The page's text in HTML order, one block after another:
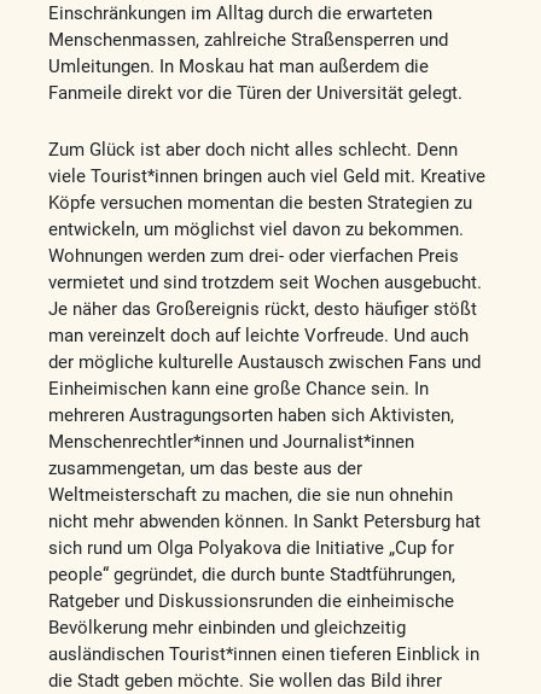
Einschränkungen im Alltag durch die erwarteten
Menschenmassen, zahlreiche Straßensperren und
Umleitungen. In Moskau hat man außerdem die
Fanmeile direkt vor die Türen der Universität gelegt.
Zum Glück ist aber doch nicht alles schlecht. Denn
viele Tourist*innen bringen auch viel Geld mit. Kreative
Köpfe versuchen momentan die besten Strategien zu
entwickeln, um möglichst viel davon zu bekommen.
Wohnungen werden zum drei- oder vierfachen Preis
vermietet und sind trotzdem seit Wochen ausgebucht.
Je näher das Großereignis rückt, desto häufiger stößt
man vereinzelt doch auf leichte Vorfreude. Und auch
der mögliche kulturelle Austausch zwischen Fans und
Einheimischen kann eine große Chance sein. In
mehreren Austragungsorten haben sich Aktivisten,
Menschenrechtler*innen und Journalist*innen
zusammengetan, um das beste aus der
Weltmeisterschaft zu machen, die sie nun ohnehin
nicht mehr abwenden können. In Sankt Petersburg hat
sich rund um Olga Polyakova die Initiative „Cup for
people“ gegründet, die durch bunte Stadtführungen,
Ratgeber und Diskussionsrunden die einheimische
Bevölkerung mehr einbinden und gleichzeitig
ausländischen Tourist*innen einen tieferen Einblick in
die Stadt geben möchte. Sie wollen das Bild ihrer